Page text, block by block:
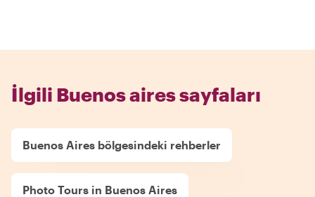
İlgili Buenos aires sayfaları
Buenos Aires bölgesindeki rehberler
Photo Tours in Buenos Aires